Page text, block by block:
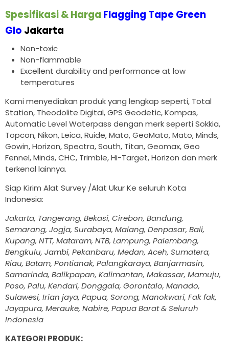
Spesifikasi & Harga Flagging Tape Green
Glo Jakarta
Non-toxic
Non-flammable
Excellent durability and performance at low
temperatures
Kami menyediakan produk yang lengkap seperti, Total
Station, Theodolite Digital, GPS Geodetic, Kompas,
Automatic Level Waterpass dengan merk seperti Sokkia,
Topcon, Nikon, Leica, Ruide, Mato, GeoMato, Mato, Minds,
Gowin, Horizon, Spectra, South, Titan, Geomax, Geo
Fennel, Minds, CHC, Trimble, Hi-Target, Horizon dan merk
terkenal lainnya.
Siap Kirim Alat Survey /Alat Ukur Ke seluruh Kota
Indonesia:
Jakarta, Tangerang, Bekasi, Cirebon, Bandung,
Semarang, Jogja, Surabaya, Malang, Denpasar, Bali,
Kupang, NTT, Mataram, NTB, Lampung, Palembang,
Bengkulu, Jambi, Pekanbaru, Medan, Aceh, Sumatera,
Riau, Batam, Pontianak, Palangkaraya, Banjarmasin,
Samarinda, Balikpapan, Kalimantan, Makassar, Mamuju,
Poso, Palu, Kendari, Donggala, Gorontalo, Manado,
Sulawesi, Irian jaya, Papua, Sorong, Manokwari, Fak fak,
Jayapura, Merauke, Nabire, Papua Barat & Seluruh
Indonesia
KATEGORI PRODUK: